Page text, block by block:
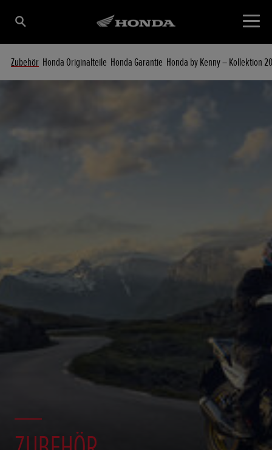
Zubehör Honda Originalteile Honda Garantie Honda by Kenny – Kollektion